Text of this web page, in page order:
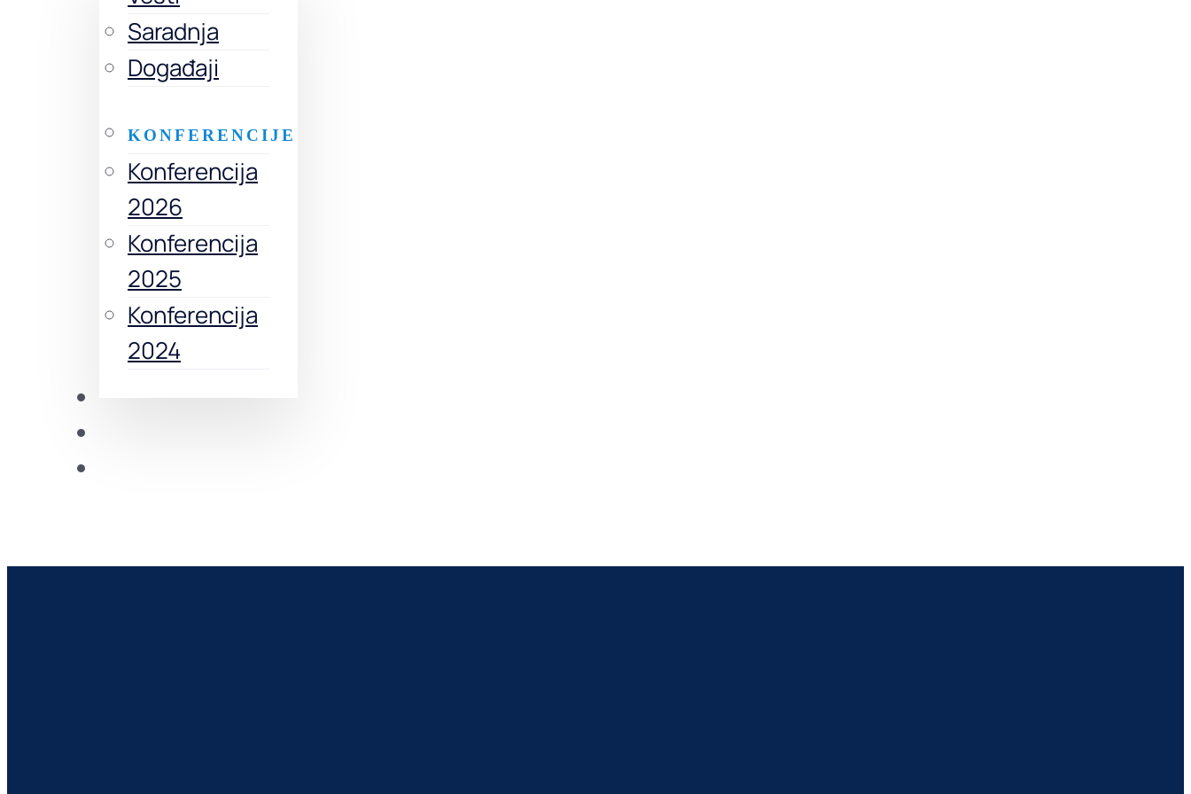
Saradnja
Događaji
KONFERENCIJE
Konferencija
2026
Konferencija
2025
Konferencija
2024